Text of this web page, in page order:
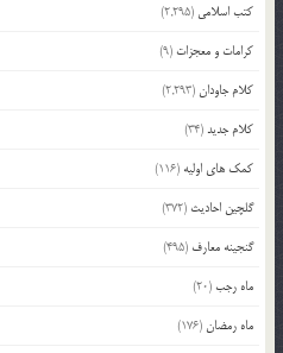
کتب اسلامی (2,295)
کرامات و معجزات (9)
کلام جاودان(2,293)
کلام جدید(34)
کمک های اولیه (116)
گلچین احادیث (372)
گنجینه معارف (495)
ماه رجب(20)
ماه رمضان(176)